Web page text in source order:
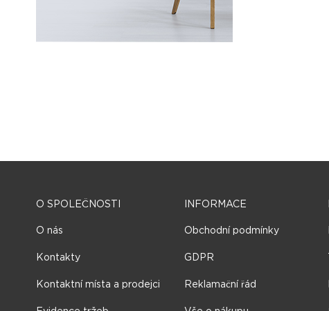
O SPOLEČNOSTI
O nás
Kontakty
Kontaktní místa a prodejci
INFORMACE
Obchodní podmínky
GDPR
Reklamační řád